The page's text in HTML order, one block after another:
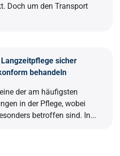
Doch um den Transport
sicher
behandeln
der am häufigsten
in der Pflege, wobei
betroffen sind. In...